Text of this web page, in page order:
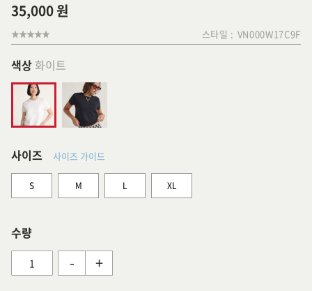
35,000 원
스타일 : VN000W17C9F
색상 화이트
사이즈 사이즈 가이드
S M L XL
수량
- +